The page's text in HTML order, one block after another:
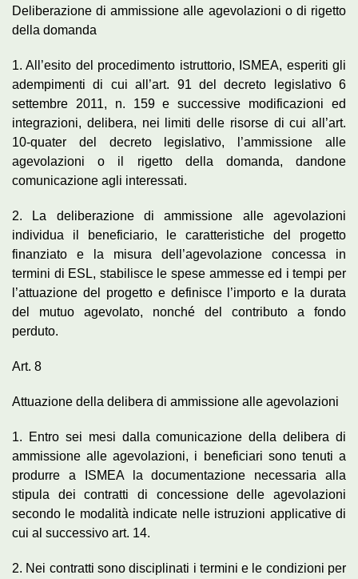
Deliberazione di ammissione alle agevolazioni o di rigetto
della domanda
1. All’esito del procedimento istruttorio, ISMEA, esperiti gli
adempimenti di cui all’art. 91 del decreto legislativo 6
settembre 2011, n. 159 e successive modificazioni ed
integrazioni, delibera, nei limiti delle risorse di cui all’art.
10-quater del decreto legislativo, l’ammissione alle
agevolazioni o il rigetto della domanda, dandone
comunicazione agli interessati.
2. La deliberazione di ammissione alle agevolazioni
individua il beneficiario, le caratteristiche del progetto
finanziato e la misura dell’agevolazione concessa in
termini di ESL, stabilisce le spese ammesse ed i tempi per
l’attuazione del progetto e definisce l’importo e la durata
del mutuo agevolato, nonché del contributo a fondo
perduto.
Art. 8
Attuazione della delibera di ammissione alle agevolazioni
1. Entro sei mesi dalla comunicazione della delibera di
ammissione alle agevolazioni, i beneficiari sono tenuti a
produrre a ISMEA la documentazione necessaria alla
stipula dei contratti di concessione delle agevolazioni
secondo le modalità indicate nelle istruzioni applicative di
cui al successivo art. 14.
2. Nei contratti sono disciplinati i termini e le condizioni per